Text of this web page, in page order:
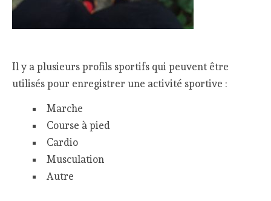
Il y a plusieurs profils sportifs qui peuvent être
utilisés pour enregistrer une activité sportive :
Marche
Course à pied
Cardio
Musculation
Autre